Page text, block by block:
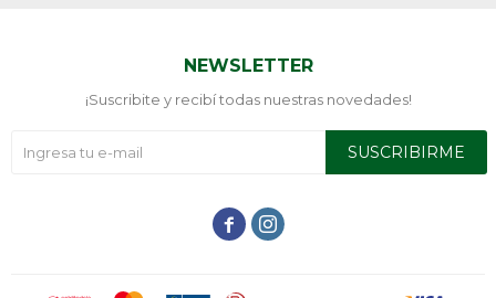
NEWSLETTER
¡Suscribite y recibí todas nuestras novedades!
SUSCRIBIRME
 